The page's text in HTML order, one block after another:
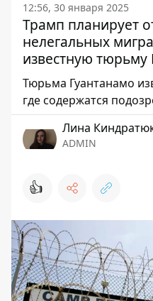
12:56, 30 января 2025
Трамп планирует
нелегальных
известную тюрьму
Тюрьма Гуантанамо
где содержатся
Лина
ADMIN
👍